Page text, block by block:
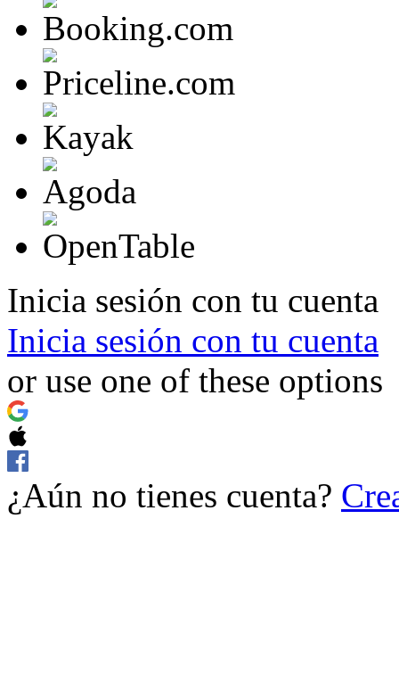
Inicia sesión con tu cuenta
Inicia sesión con tu cuenta
or use one of these options
¿Aún no tienes cuenta?